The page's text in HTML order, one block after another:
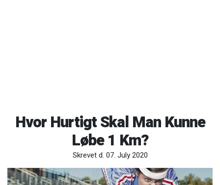
Hvor Hurtigt Skal Man Kunne
Løbe 1 Km?
Skrevet d. 07. July 2020